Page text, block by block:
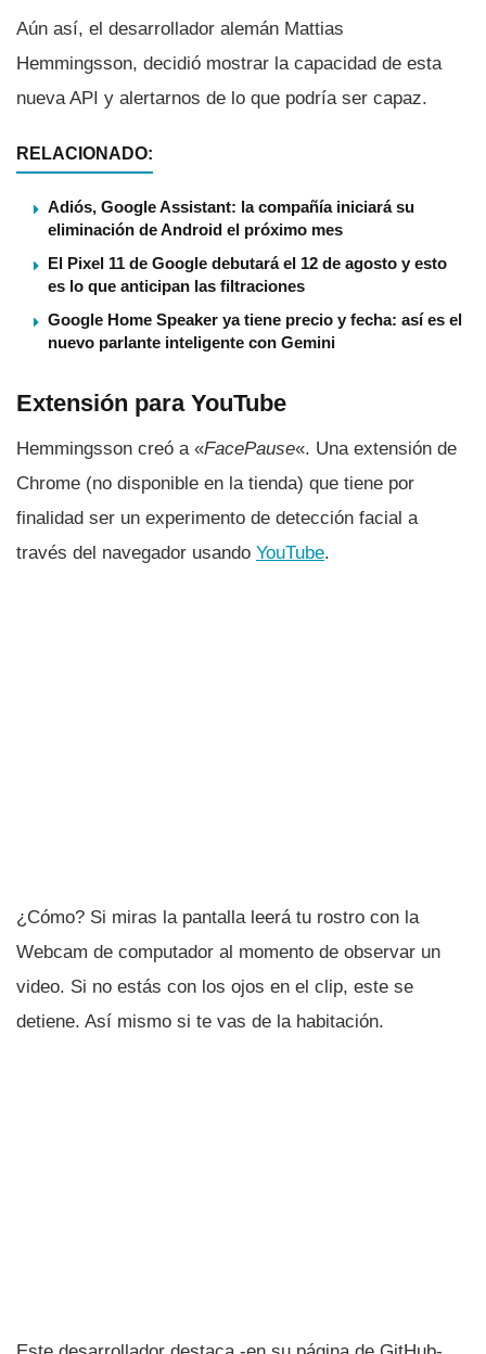
Aún así­, el desarrollador alemán Mattias
Hemmingsson, decidió mostrar la capacidad de esta
nueva API y alertarnos de lo que podrí­a ser capaz.
RELACIONADO:
Adiós, Google Assistant: la compañía iniciará su
eliminación de Android el próximo mes
El Pixel 11 de Google debutará el 12 de agosto y esto
es lo que anticipan las filtraciones
Google Home Speaker ya tiene precio y fecha: así es el
nuevo parlante inteligente con Gemini
Extensión para YouTube
Hemmingsson creó a «FacePause«. Una extensión de
Chrome (no disponible en la tienda) que tiene por
finalidad ser un experimento de detección facial a
través del navegador usando YouTube.
¿Cómo? Si miras la pantalla leerá tu rostro con la
Webcam de computador al momento de observar un
video. Si no estás con los ojos en el clip, este se
detiene. Así­ mismo si te vas de la habitación.